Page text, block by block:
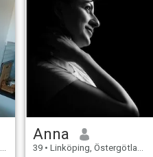
Anna
39 • Linköping, Östergötland, Suecia